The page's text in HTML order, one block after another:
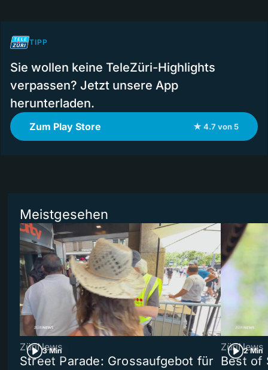
TIPP
Sie wollen keine TeleZüri-Highlights
verpassen? Jetzt unsere App
herunterladen.
Zum Play Store ★ 4.7 von 5
Meistgesehen
3 Min
ZüriNews
Street Parade: Grossaufgebot für
2 Min
ZüriNews
Best of